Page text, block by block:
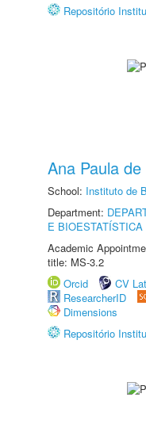
Repositório
Ana Paula
School: Instituto de
Department:
E BIOESTATÍSTICA
Academic
title: MS-3.2
Orcid
CV
ResearcherID
Dimensions
Repositório